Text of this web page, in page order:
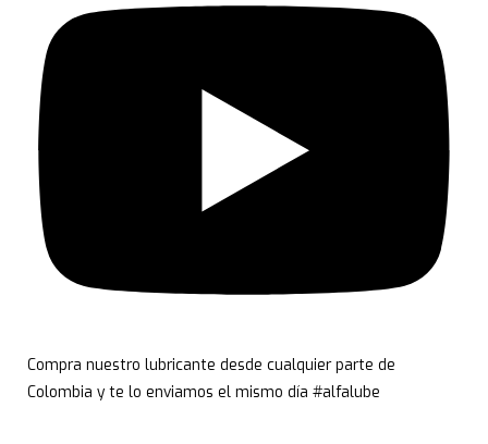
Compra nuestro lubricante desde cualquier parte de
Colombia y te lo enviamos el mismo día #alfalube